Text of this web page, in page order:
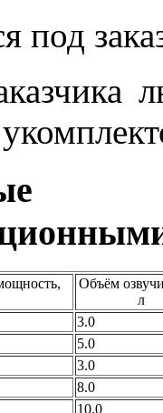
под
Объём
л
3.0
5.0
3.0
8.0
10.0